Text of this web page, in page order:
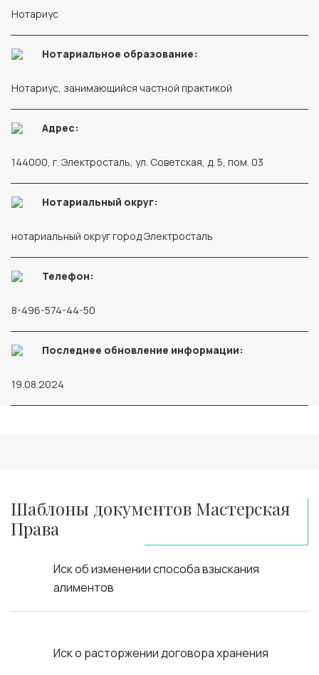
Нотариус
Нотариальное образование:
Нотариус, занимающийся частной практикой
Адрес:
144000, г. Электросталь, ул. Советская, д. 5, пом. 03
Нотариальный округ:
нотариальный округ город Электросталь
Телефон:
8-496-574-44-50
Последнее обновление информации:
19.08.2024
Шаблоны документов Мастерская
Права
Иск об изменении способа взыскания
алиментов
Иск о расторжении договора хранения